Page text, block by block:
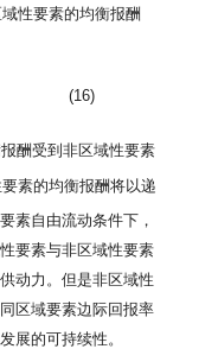
性要素的均衡报酬
(16)
酬受到非区域性要素
素的均衡报酬将以递
素自由流动条件下，
要素与非区域性要素
动力。但是非区域性
区域要素边际回报率
展的可持续性。